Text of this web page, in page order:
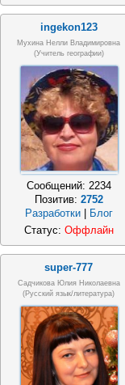
ingekon123
Мухина Нелли Владимировна
(Учитель географии)
Сообщений: 2234
Позитив: 2752
Разработки
Блог
Статус: Оффлайн
super-777
Садчикова Юлия Николаевна
(русский язык/литература)